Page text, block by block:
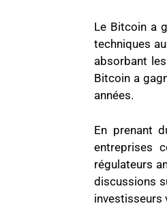
Le Bitcoin a
techniques
absorbant
Bitcoin a
années.
En prenant
entreprises
régulateurs
discussions
investisseurs